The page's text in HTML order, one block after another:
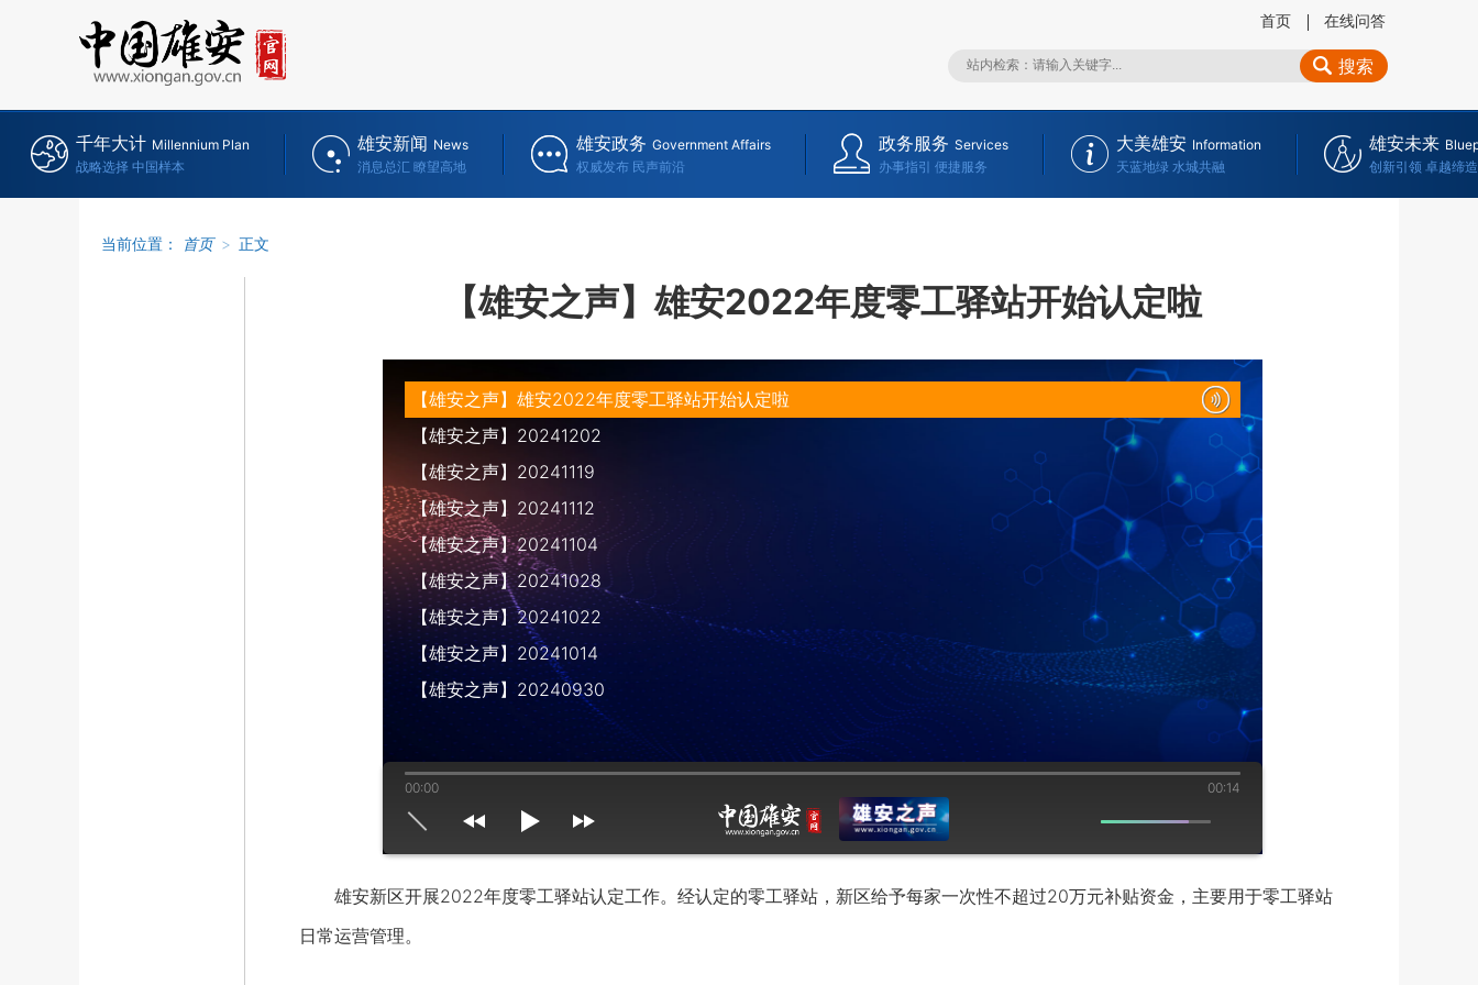
首页 在线问答
搜索
千年大计 Millennium Plan
战略选择 中国样本
雄安新闻 News
消息总汇 瞭望高地
雄安政务 Government Affairs
权威发布 民声前沿
政务服务 Services
办事指引 便捷服务
大美雄安 Information
天蓝地绿 水城共融
雄安未来
创新引领 卓越缔造
当前位置： 首页 > 正文
【雄安之声】雄安2022年度零工驿站开始认定啦
【雄安之声】雄安2022年度零工驿站开始认定啦
【雄安之声】20241202
【雄安之声】20241119
【雄安之声】20241112
【雄安之声】20241104
【雄安之声】20241028
【雄安之声】20241022
【雄安之声】20241014
【雄安之声】20240930
00:00 00:14
mute max volume
雄安新区开展2022年度零工驿站认定工作。经认定的零工驿站，新区给予每家一次性不超过20万元补贴资金，主要用于零工驿站
日常运营管理。